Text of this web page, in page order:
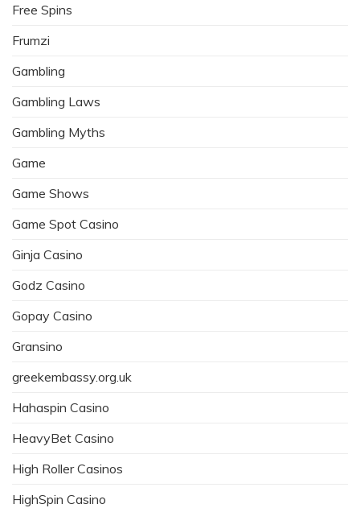
Free Spins
Frumzi
Gambling
Gambling Laws
Gambling Myths
Game
Game Shows
Game Spot Casino
Ginja Casino
Godz Casino
Gopay Casino
Gransino
greekembassy.org.uk
Hahaspin Casino
HeavyBet Casino
High Roller Casinos
HighSpin Casino